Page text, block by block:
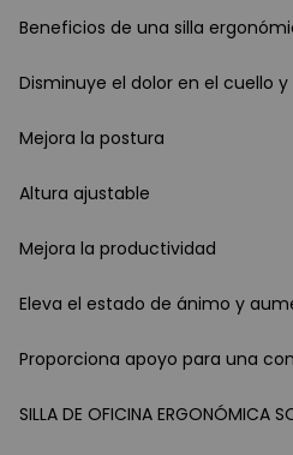
Beneficios de una silla
Disminuye el dolor en el cuello y
Mejora la postura
Altura ajustable
Mejora la productividad
Eleva el estado de ánimo y
Proporciona apoyo para una
SILLA DE OFICINA ERGONÓMICA